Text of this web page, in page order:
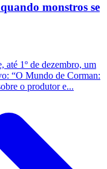
monstros se
até 1º de dezembro, um
“O Mundo de Corman:
o produtor e...